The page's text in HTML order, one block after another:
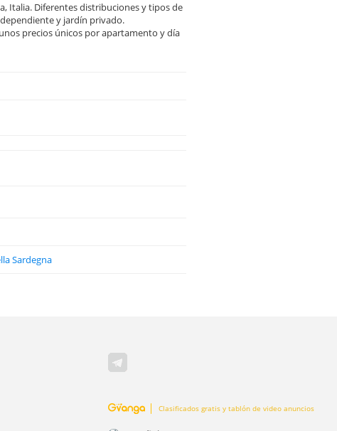
Italia. Diferentes distribuciones y tipos de
y jardín privado.
precios únicos por apartamento y día
Sardegna
Clasificados gratis y tablón de video anuncios